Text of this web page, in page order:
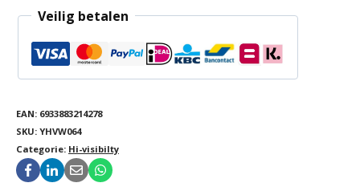
Veilig betalen
EAN: 6933883214278
SKU: YHVW064
Categorie: Hi-visibilty